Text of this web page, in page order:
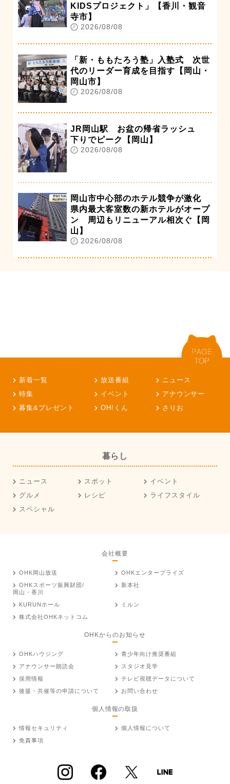
KIDSプロジェクト」【香川・観音
寺市】
2026/08/08
「新・ももたろう塾」入塾式 次世
代のリーダー育成を目指す【岡山・
岡山市】
2026/08/08
JR岡山駅 お盆の帰省ラッシュ
下りでピーク【岡山】
2026/08/08
岡山市中心部のホテル競争が激化
県内最大客室数の新ホテルがオープ
ン 周辺もリニューアル相次ぐ【岡
山】
2026/08/08
新着一覧 放送番組
ニュース
特集
イベント
アナウンサー
募集&プレゼント
OH!くん さりお
暮らし
ニュース スポット
イベント
グルメ
レシピ
ライフスタイル
スペシャル
会社概要
OHK岡山放送
OHKエンタープライズ
OHKスポーツ振興財団/
岡山・香川
新本社
KURUNホール
ミルン
株式会社OHKネットコム
OHKからのお知らせ
OHKハウジング
青少年向け推奨番組
アナウンサー朗読会
スタジオ見学
採用情報
テレビ視聴データについて
後援・共催等の申請について
お問い合わせ
個人情報の取扱
情報セキュリティ
個人情報について
免責事項